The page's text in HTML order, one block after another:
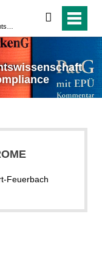
suchen
Feuerbach